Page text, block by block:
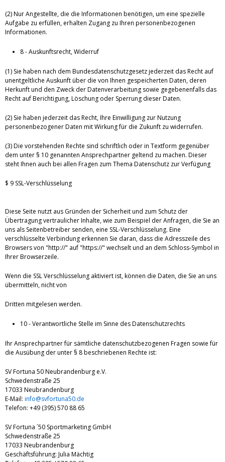
(2) Nur Angestellte, die die Informationen benötigen, um eine spezielle
Aufgabe zu erfüllen, erhalten Zugang zu Ihren personenbezogenen
Informationen.
8 - Auskunftsrecht, Widerruf
(1) Sie haben nach dem Bundesdatenschutzgesetz jederzeit das Recht auf
unentgeltliche Auskunft über die von Ihnen gespeicherten Daten, deren
Herkunft und den Zweck der Datenverarbeitung sowie gegebenenfalls das
Recht auf Berichtigung, Löschung oder Sperrung dieser Daten.
(2) Sie haben jederzeit das Recht, Ihre Einwilligung zur Nutzung
personenbezogener Daten mit Wirkung für die Zukunft zu widerrufen.
(3) Die vorstehenden Rechte sind schriftlich oder in Textform gegenüber
dem unter § 10 genannten Ansprechpartner geltend zu machen. Dieser
steht Ihnen auch bei allen Fragen zum Thema Datenschutz zur Verfügung
$ 9 SSL-Verschlüsselung
Diese Seite nutzt aus Gründen der Sicherheit und zum Schutz der
Übertragung vertraulicher Inhalte, wie zum Beispiel der Anfragen, die Sie an
uns als Seitenbetreiber senden, eine SSL-Verschlüsselung. Eine
verschlüsselte Verbindung erkennen Sie daran, dass die Adresszeile des
Browsers von "http://" auf "https://" wechselt und an dem Schloss-Symbol in
Ihrer Browserzeile.
Wenn die SSL Verschlüsselung aktiviert ist, können die Daten, die Sie an uns
übermitteln, nicht von
Dritten mitgelesen werden.
10 - Verantwortliche Stelle im Sinne des Datenschutzrechts
Ihr Ansprechpartner für sämtliche datenschutzbezogenen Fragen sowie für
die Ausübung der unter § 8 beschriebenen Rechte ist:
SV Fortuna 50 Neubrandenburg e.V.
Schwedenstraße 25
17033 Neubrandenburg
E-Mail: info@svfortuna50.de
Telefon: +49 (395) 570 88 65
SV Fortuna ´50 Sportmarketing GmbH
Schwedenstraße 25
17033 Neubrandenburg
Geschäftsführung: Julia Mächtig